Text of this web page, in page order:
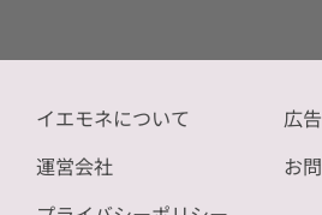
イエモネについて
運営会社
広
お